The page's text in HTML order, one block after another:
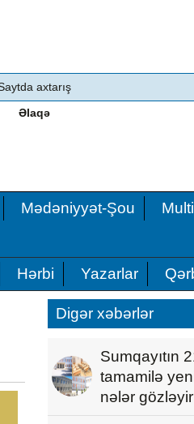
Əlaqə
Mədəniyyət-Şou
Hərbi Yazarlar
Digər xəbərlər
Sumqayıtın
tamamilə
nələr